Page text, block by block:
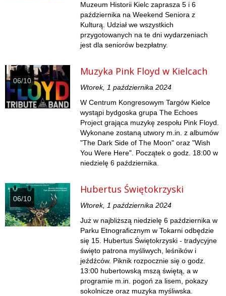
Muzeum Historii Kielc zaprasza 5 i 6
października na Weekend Seniora z
Kulturą. Udział we wszystkich
przygotowanych na te dni wydarzeniach
jest dla seniorów bezpłatny.
06/10
Muzyka Pink Floyd w Kielcach
Wtorek, 1 października 2024
W Centrum Kongresowym Targów Kielce
wystąpi bydgoska grupa The Echoes
Project grająca muzykę zespołu Pink Floyd.
Wykonane zostaną utwory m.in. z albumów
"The Dark Side of The Moon" oraz "Wish
You Were Here". Początek o godz. 18:00 w
niedzielę 6 października.
06/10
Hubertus Świętokrzyski
Wtorek, 1 października 2024
Już w najbliższą niedzielę 6 października w
Parku Etnograficznym w Tokarni odbędzie
się 15. Hubertus Świętokrzyski - tradycyjne
święto patrona myśliwych, leśników i
jeźdźców. Piknik rozpocznie się o godz.
13:00 hubertowską mszą świętą, a w
programie m.in. pogoń za lisem, pokazy
sokolnicze oraz muzyka myśliwska.